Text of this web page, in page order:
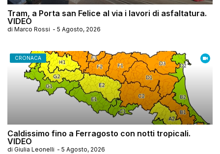
Tram, a Porta san Felice al via i lavori di asfaltatura.
VIDEO
di Marco Rossi - 5 Agosto, 2026
CRONACA
Caldissimo fino a Ferragosto con notti tropicali.
VIDEO
di Giulia Leonelli - 5 Agosto, 2026